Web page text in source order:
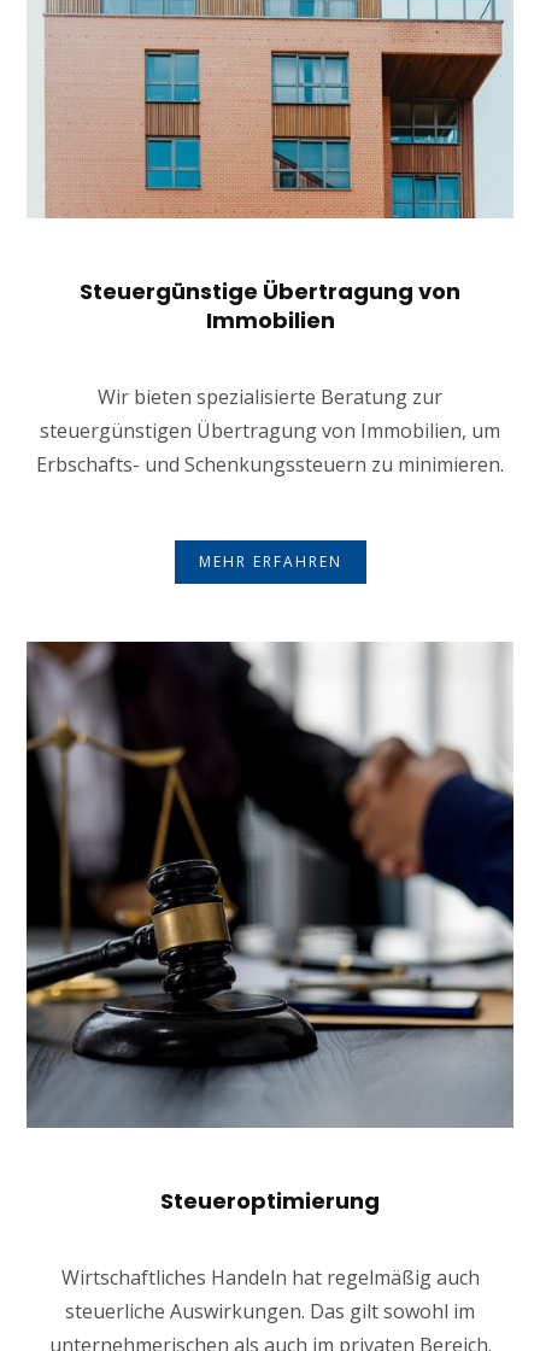
Steuergünstige Übertragung von
Immobilien
Wir bieten spezialisierte Beratung zur
steuergünstigen Übertragung von Immobilien, um
Erbschafts- und Schenkungssteuern zu minimieren.
MEHR ERFAHREN
Steueroptimierung
Wirtschaftliches Handeln hat regelmäßig auch
steuerliche Auswirkungen. Das gilt sowohl im
unternehmerischen als auch im privaten Bereich.